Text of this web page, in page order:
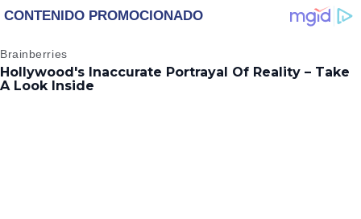
interpreta en su
nueva película